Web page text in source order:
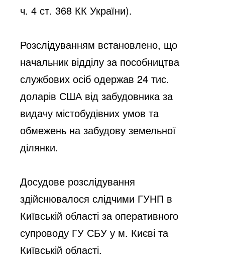
ч. 4 ст. 368 КК України).
Розслідуванням встановлено, що
начальник відділу за пособництва
службових осіб одержав 24 тис.
доларів США від забудовника за
видачу містобудівних умов та
обмежень на забудову земельної
ділянки.
Досудове розслідування
здійснювалося слідчими ГУНП в
Київській області за оперативного
супроводу ГУ СБУ у м. Києві та
Київській області.